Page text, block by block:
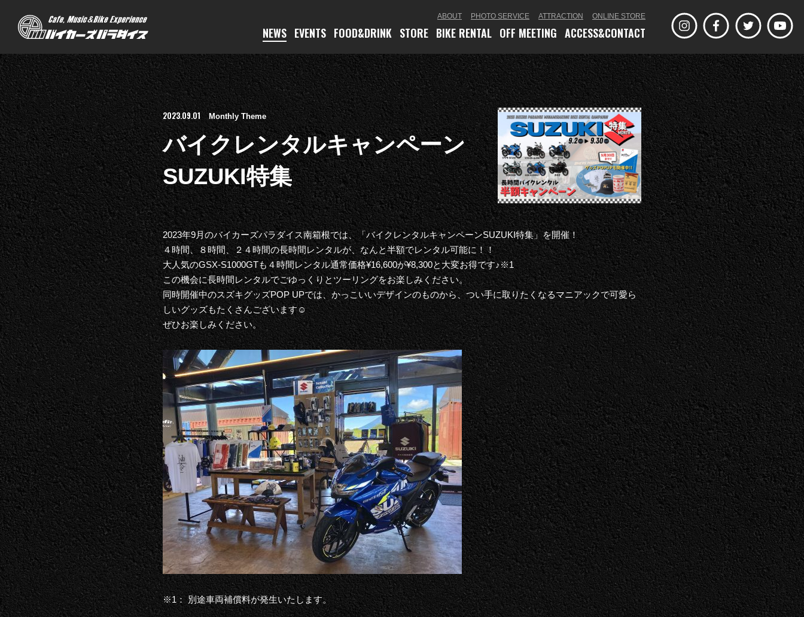
NEWS EVENTS FOOD&DRINK STORE BIKE RENTAL OFF MEETING ACCESS&CONTACT
ABOUT PHOTO SERVICE ATTRACTION ONLINE STORE
2023.09.01 Monthly Theme
バイクレンタルキャンペーン
SUZUKI特集
2023年9月のバイカーズパラダイス南箱根では、「バイクレンタルキャンペーンSUZUKI特集」を開催！
４時間、８時間、２４時間の長時間レンタルが、なんと半額でレンタル可能に！！
大人気のGSX-S1000GTも４時間レンタル通常価格¥16,600が¥8,300と大変お得です♪※1
この機会に長時間レンタルでごゆっくりとツーリングをお楽しみください。
同時開催中のスズキグッズPOP UPでは、かっこいいデザインのものから、つい手に取りたくなるマニアックで可愛ら
しいグッズもたくさんございます☺︎
ぜひお楽しみください。
※1： 別途車両補償料が発生いたします。